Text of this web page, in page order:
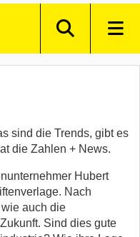
sind die Trends, gibt es
die Zahlen + News.
Hubert
Nach
auch die
Sind dies gute